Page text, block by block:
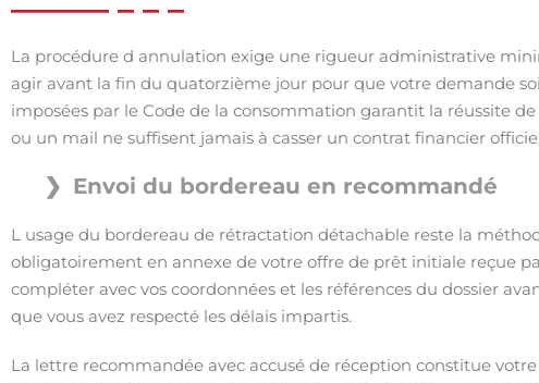
La procédure d annulation exige une rigueur administrative
agir avant la fin du quatorzième jour pour que votre demande
imposées par le Code de la consommation garantit la réussite
ou un mail ne suffisent jamais à casser un contrat financier
Envoi du bordereau en recommandé
L usage du bordereau de rétractation détachable reste la
obligatoirement en annexe de votre offre de prêt initiale reçue
compléter avec vos coordonnées et les références du dossier
que vous avez respecté les délais impartis.
La lettre recommandée avec accusé de réception constitue